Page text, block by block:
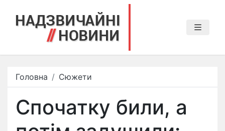
Головна Сюжети
Спочатку били, а